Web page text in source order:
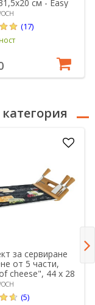
см - Easy
(17)
за сервиране
от 5 части,
cheese", 44 x 28
Life
(5)